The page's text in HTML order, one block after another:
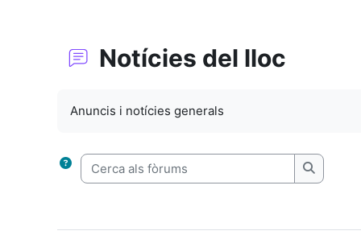
Notícies del lloc
Anuncis i notícies generals
Cerca als fòrums
Cerca als